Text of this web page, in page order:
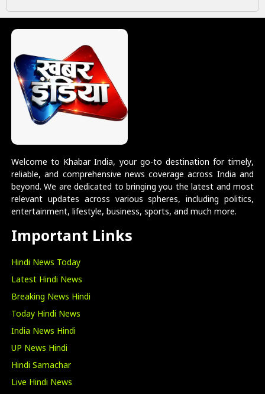
Welcome to Khabar India, your go-to destination for timely,
reliable, and comprehensive news coverage across India and
beyond. We are dedicated to bringing you the latest and most
relevant updates across various spheres, including politics,
entertainment, lifestyle, business, sports, and much more.
Important Links
Hindi News Today
Latest Hindi News
Breaking News Hindi
Today Hindi News
India News Hindi
UP News Hindi
Hindi Samachar
Live Hindi News